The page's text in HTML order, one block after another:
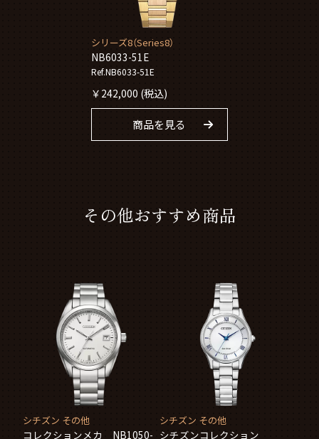
シリーズ8（Series8）
NB6033-51E
Ref.NB6033-51E
￥ 242,000 (税込)
商品を見る
その他おすすめ商品
シチズン その他
コレクションメカ NB1050-
シチズン その他
シチズンコレクション